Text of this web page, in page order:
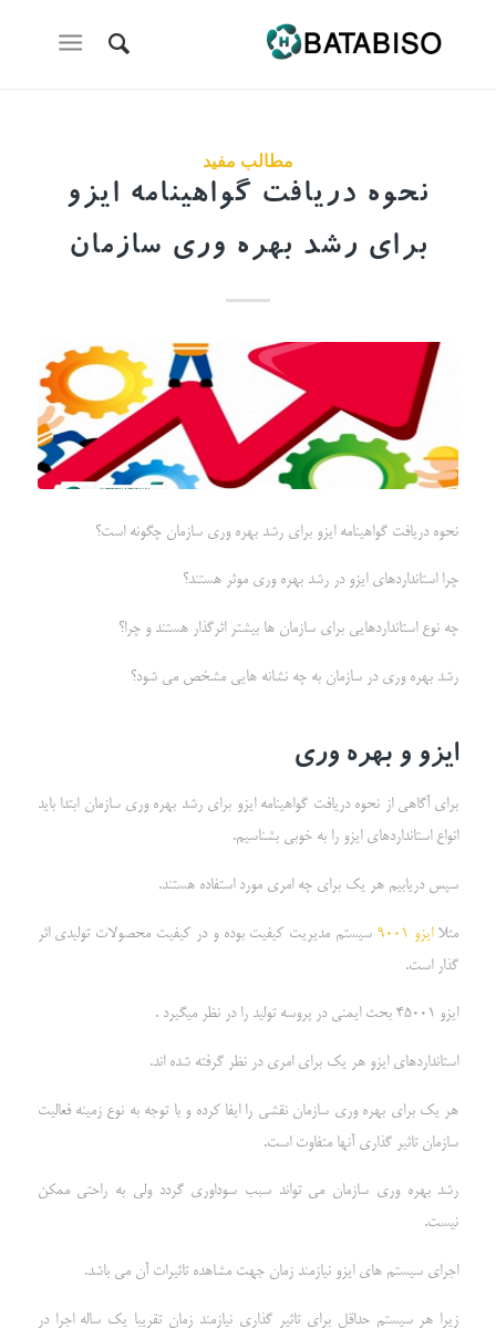
مطالب مفید
نحوه دریافت گواهینامه ایزو
برای رشد بهره وری سازمان
نحوه دریافت گواهینامه ایزو برای رشد بهره وری سازمان چگونه است؟
چرا استانداردهای ایزو در رشد بهره وری موثر هستند؟
چه نوع استانداردهایی برای سازمان ها بیشتر اثرگذار هستند و چرا؟
رشد بهره وری در سازمان به چه نشانه هایی مشخص می شود؟
ایزو و بهره وری
برای آگاهی از نحوه دریافت گواهینامه ایزو برای رشد بهره وری سازمان ابتدا باید
انواع استانداردهای ایزو را به خوبی بشناسیم.
سپس دریابیم هر یک برای چه امری مورد استفاده هستند.
مثلاایزو 9001
سیستم مدیریت کیفیت بوده و در کیفیت محصولات تولیدی اثر
گذار است.
ایزو 45001 بحث ایمنی در پروسه تولید را در نظر میگیرد .
استانداردهای ایزو هر یک برای امری در نظر گرفته شده اند.
هر یک برای بهره وری سازمان نقشی را ایفا کرده و با توجه به نوع زمینه فعالیت
سازمان تاثیر گذاری آنها متفاوت است.
رشد بهره وری سازمان می تواند سبب سوداوری گردد ولی به راحتی ممکن
نیست.
اجرای سیستم های ایزو نیازمند زمان جهت مشاهده تاثیرات آن می باشد.
زیرا هر سیستم حداقل برای تاثیر گذاری نیازمند زمان تقریبا یک ساله اجرا در